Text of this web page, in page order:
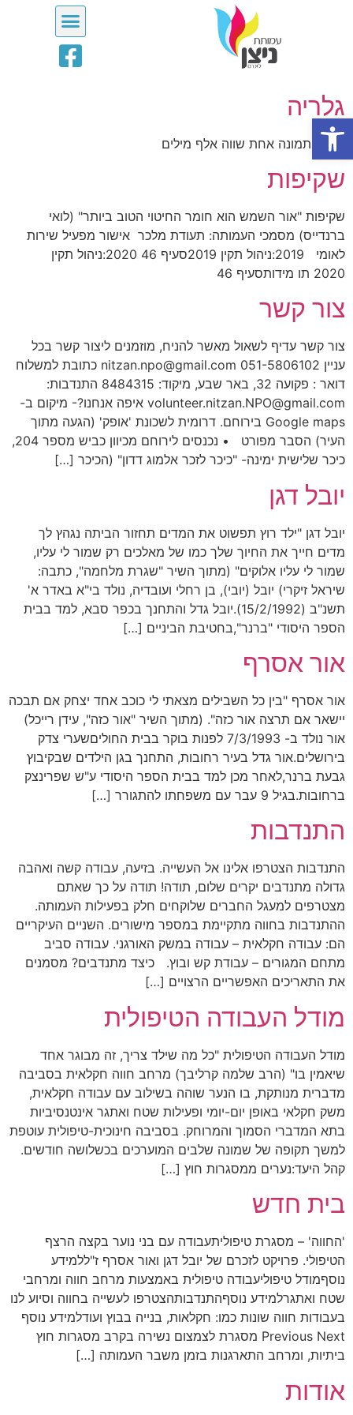
פתח סרגל נגישות
גלריה
גלריה תמונה אחת שווה אלף מילים
שקיפות
שקיפות "אור השמש הוא חומר החיטוי הטוב ביותר" (לואי
ברנדייס) מסמכי העמותה: תעודת מלכר אישור מפעיל שירות
לאומי 2019:ניהול תקין 2019סעיף 46 2020:ניהול תקין
2020 תו מידותסעיף 46
צור קשר
צור קשר עדיף לשאול מאשר להניח, מוזמנים ליצור קשר בכל
עניין 051-5806102 nitzan.npo@gmail.com כתובת למשלוח
דואר : פקועה 32, באר שבע, מיקוד: 8484315 התנדבות:
volunteer.nitzan.NPO@gmail.com איפה אנחנו?- מיקום ב-
Google maps בירוחם. דרומית לשכונת 'אופק' (הגעה מתוך
העיר) הסבר מפורט • נכנסים לירוחם מכיוון כביש מספר 204,
כיכר שלישית ימינה- "כיכר לזכר אלמוג דדון" (הכיכר […]
יובל דגן
יובל דגן "ילד רוץ תפשוט את המדים תחזור הביתה נגהץ לך
מדים חייך את החיוך שלך כמו של מאלכים רק שמור לי עליו,
שמור לי עליו אלוקים" (מתוך השיר "שגרת מלחמה", כתבה:
שיראל זיקרי) יובל (יובי), בן רחלי ועובדיה, נולד בי"א באדר א'
תשנ"ב (15/2/1992).יובל גדל והתחנך בכפר סבא, למד בבית
הספר היסודי "ברנר",בחטיבת הביניים […]
אור אסרף
אור אסרף "בין כל השבילים מצאתי לי כוכב אחד יצחק אם תבכה
יישאר אם תרצה אור כזה". (מתוך השיר "אור כזה", עידן רייכל)
אור נולד ב- 7/3/1993 לפנות בוקר בבית החוליםשערי צדק
בירושלים.אור גדל בעיר רחובות, התחנך בגן הילדים שבקיבוץ
גבעת ברנר,לאחר מכן למד בבית הספר היסודי ע"ש שפרינצק
ברחובות.בגיל 9 עבר עם משפחתו להתגורר […]
התנדבות
התנדבות הצטרפו אלינו אל העשייה. בזיעה, עבודה קשה ואהבה
גדולה מתנדבים יקרים שלום, תודה! תודה על כך שאתם
מצטרפים למעגל החברים שלוקחים חלק בפעילות העמותה.
ההתנדבות בחווה מתקיימת במספר מישורים. השניים העיקריים
הם: עבודה חקלאית – עבודה במשק האורגני. עבודה סביב
מתחם המגורים – עבודת קש ובוץ. כיצד מתנדבים? מסמנים
את התאריכים האפשריים הרצויים […]
מודל העבודה הטיפולית
מודל העבודה הטיפולית "כל מה שילד צריך, זה מבוגר אחד
שיאמין בו" (הרב שלמה קרליבך) מרחב חווה חקלאית בסביבה
מדברית מנותקת, בו הנער שוהה בשילוב עם עבודה חקלאית,
משק חקלאי באופן יום-יומי ופעילות שטח ואתגר אינטנסיביות
בתא המדברי הסמוך והמרוחק. בסביבה חינוכית-טיפולית עוטפת
למשך תקופה של שמונה שלבים המוערכים בכשלושה חודשים.
קהל היעד:נערים ממסגרות חוץ […]
בית חדש
'החווה' – מסגרת טיפוליתעבודה עם בני נוער בקצה הרצף
הטיפולי. פרויקט לזכרם של יובל דגן ואור אסרף ז"ללמידע
נוסףמודל טיפוליעבודה טיפולית באמצעות מרחב חווה ומרחבי
שטח ואתגרלמידע נוסףהתנדבותהצטרפו לעשייה בחווה וסיוע לנו
בעבודות חווה שונות כמו: חקלאות, בנייה בבוץ ועודלמידע נוסף
Previous Next מסגרת לצמצום נשירה בקרב מסגרות חוץ
ביתיות, ומרחב התארגנות בזמן משבר העמותה […]
אודות